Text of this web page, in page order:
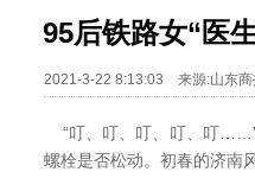
95后铁路女“医
2021-3-22 8:13:03 来源:山东商
“叮、叮、叮、叮、叮……”
螺栓是否松动。初春的济南